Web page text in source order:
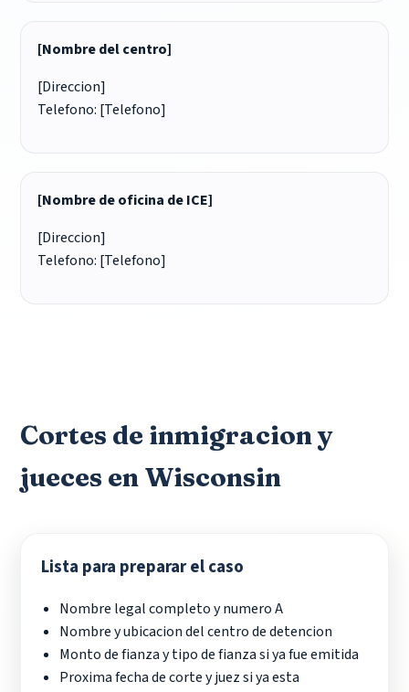
[Nombre del centro]
[Direccion]
Telefono: [Telefono]
[Nombre de oficina de ICE]
[Direccion]
Telefono: [Telefono]
Cortes de inmigracion y
jueces en Wisconsin
Lista para preparar el caso
Nombre legal completo y numero A
Nombre y ubicacion del centro de detencion
Monto de fianza y tipo de fianza si ya fue emitida
Proxima fecha de corte y juez si ya esta